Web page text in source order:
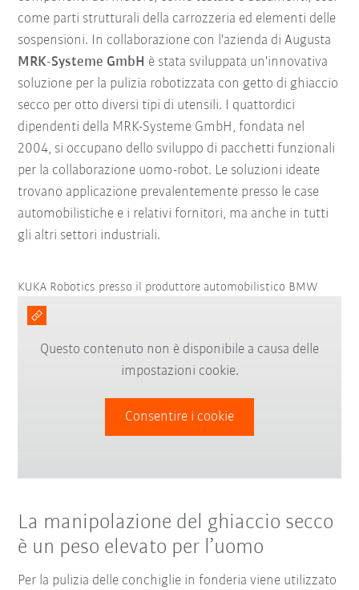
come parti strutturali della carrozzeria ed elementi delle
sospensioni. In collaborazione con l'azienda di Augusta
MRK-Systeme GmbH è stata sviluppata un'innovativa
soluzione per la pulizia robotizzata con getto di ghiaccio
secco per otto diversi tipi di utensili. I quattordici
dipendenti della MRK-Systeme GmbH, fondata nel
2004, si occupano dello sviluppo di pacchetti funzionali
per la collaborazione uomo-robot. Le soluzioni ideate
trovano applicazione prevalentemente presso le case
automobilistiche e i relativi fornitori, ma anche in tutti
gli altri settori industriali.
KUKA Robotics presso il produttore automobilistico BMW
Questo contenuto non è disponibile a causa delle
impostazioni cookie.
Consentire i cookie
La manipolazione del ghiaccio secco
è un peso elevato per l’uomo
Per la pulizia delle conchiglie in fonderia viene utilizzato